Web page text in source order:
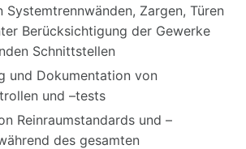
Systemtrennwänden, Zargen, Türen
Berücksichtigung der Gewerke
Schnittstellen
und Dokumentation von
und –tests
Reinraumstandards und –
des gesamten